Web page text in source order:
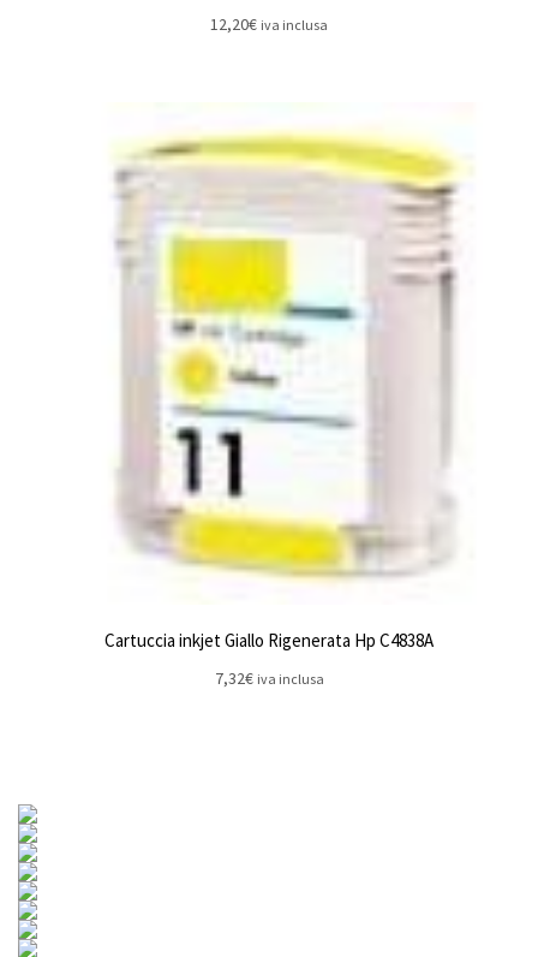
12,20€ iva inclusa
Cartuccia inkjet Giallo Rigenerata Hp C4838A
7,32€ iva inclusa